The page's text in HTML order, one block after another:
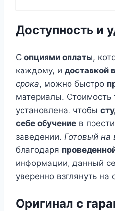
Доступность и
С опциями оплаты,
каждому, и доставкой
срока, можно быстро
материалы. Стоимость
установлена, чтобы
себе обучение в
заведении. Готовый на
благодаря
информации, данный
уверенно взглянуть на
Оригинал с